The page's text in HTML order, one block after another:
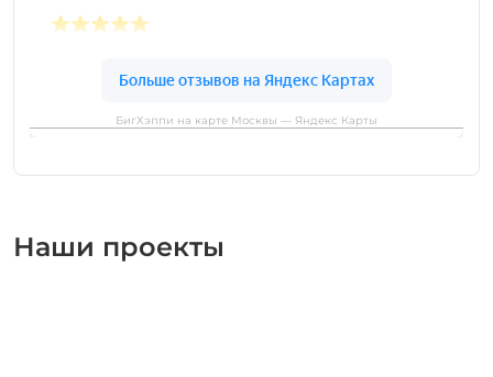
БигХэппи на карте Москвы — Яндекс Карты
Наши проекты